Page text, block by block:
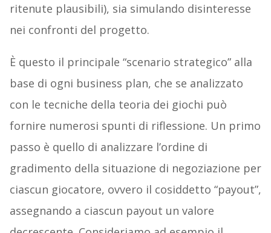
ritenute plausibili), sia simulando disinteresse
nei confronti del progetto.
È questo il principale “scenario strategico” alla
base di ogni business plan, che se analizzato
con le tecniche della teoria dei giochi può
fornire numerosi spunti di riflessione. Un primo
passo è quello di analizzare l’ordine di
gradimento della situazione di negoziazione per
ciascun giocatore, ovvero il cosiddetto “payout”,
assegnando a ciascun payout un valore